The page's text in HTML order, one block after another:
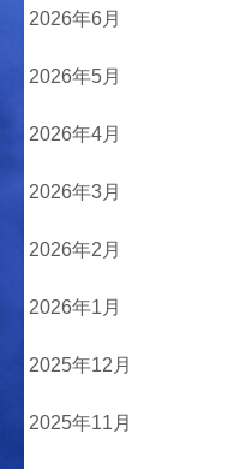
2026年6月
2026年5月
2026年4月
2026年3月
2026年2月
2026年1月
2025年12月
2025年11月